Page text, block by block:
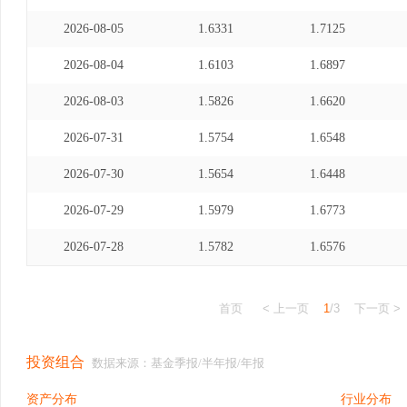
2026-08-05 1.6331 1.7125
2026-08-04 1.6103 1.6897
2026-08-03 1.5826 1.6620
2026-07-31 1.5754 1.6548
2026-07-30 1.5654 1.6448
2026-07-29 1.5979 1.6773
2026-07-28 1.5782 1.6576
首页 < 上一页 1/3 下一页 >
投资组合 数据来源：基金季报/半年报/年报
资产分布 行业分布